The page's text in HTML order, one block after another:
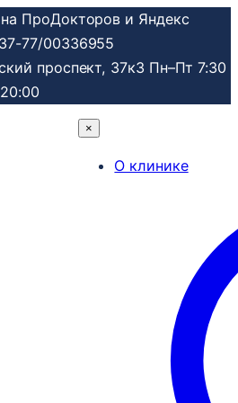
ПроДокторов и Яндекс
77/00336955
проспект, 37к3 Пн–Пт 7:30
×
О клинике